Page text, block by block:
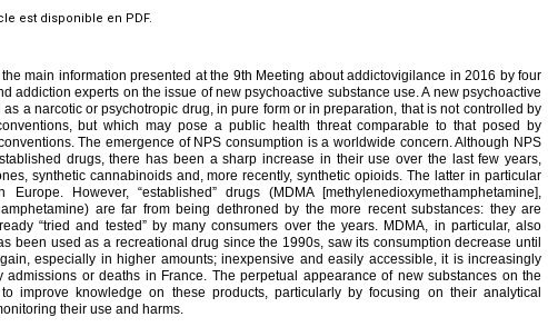
est disponible en PDF.
main information presented at the 9th Meeting about addictovigilance in 2016 by four
addiction experts on the issue of new psychoactive substance use. A new psychoactive
a narcotic or psychotropic drug, in pure form or in preparation, that is not controlled by
but which may pose a public health threat comparable to that posed by
The emergence of NPS consumption is a worldwide concern. Although NPS
drugs, there has been a sharp increase in their use over the last few years,
synthetic cannabinoids and, more recently, synthetic opioids. The latter in particular
However, “established” drugs (MDMA [methylenedioxymethamphetamine],
are far from being dethroned by the more recent substances: they are
“tried and tested” by many consumers over the years. MDMA, in particular, also
been used as a recreational drug since the 1990s, saw its consumption decrease until
especially in higher amounts; inexpensive and easily accessible, it is increasingly
admissions or deaths in France. The perpetual appearance of new substances on the
improve knowledge on these products, particularly by focusing on their analytical
their use and harms.